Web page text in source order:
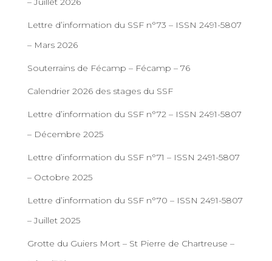
Lettre d’information du SSF n°73 – ISSN 2491-5807
– Mars 2026
Souterrains de Fécamp – Fécamp – 76
Calendrier 2026 des stages du SSF
Lettre d’information du SSF n°72 – ISSN 2491-5807
– Décembre 2025
Lettre d’information du SSF n°71 – ISSN 2491-5807
– Octobre 2025
Lettre d’information du SSF n°70 – ISSN 2491-5807
– Juillet 2025
Grotte du Guiers Mort – St Pierre de Chartreuse –